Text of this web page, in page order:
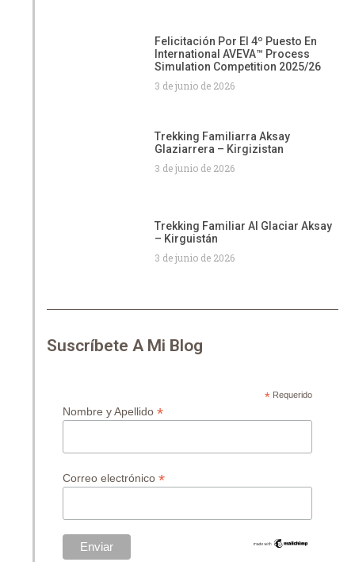
Felicitación Por El 4º Puesto En
International AVEVA™ Process
Simulation Competition 2025/26
3 de junio de 2026
Trekking Familiarra Aksay
Glaziarrera – Kirgizistan
3 de junio de 2026
Trekking Familiar Al Glaciar Aksay
– Kirguistán
3 de junio de 2026
Suscríbete A Mi Blog
*Requerido
Nombre y Apellido *
Correo electrónico *